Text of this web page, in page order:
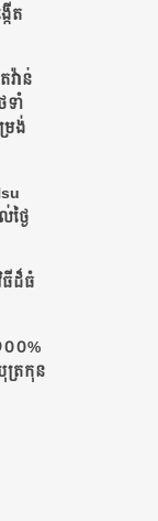
ើត
វ៉ាន់
ទាំ
រង់
ថ្ងៃ
ធីដ៏ធំ
០០%
ត្រកុន